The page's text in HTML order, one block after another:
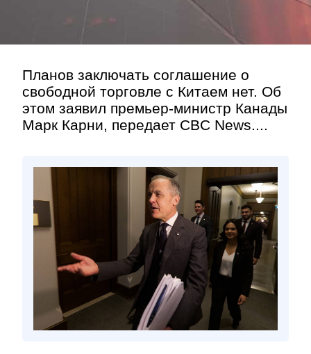
Планов заключать соглашение о
свободной торговле с Китаем нет. Об
этом заявил премьер-министр Канады
Марк Карни, передает CBC News....
Контакт»